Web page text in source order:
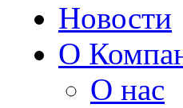
Новости
О
О нас